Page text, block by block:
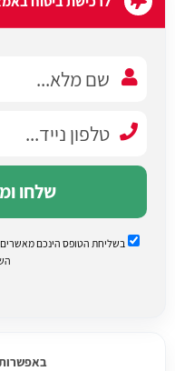
שלחו
בשליחת הטופס הינכם